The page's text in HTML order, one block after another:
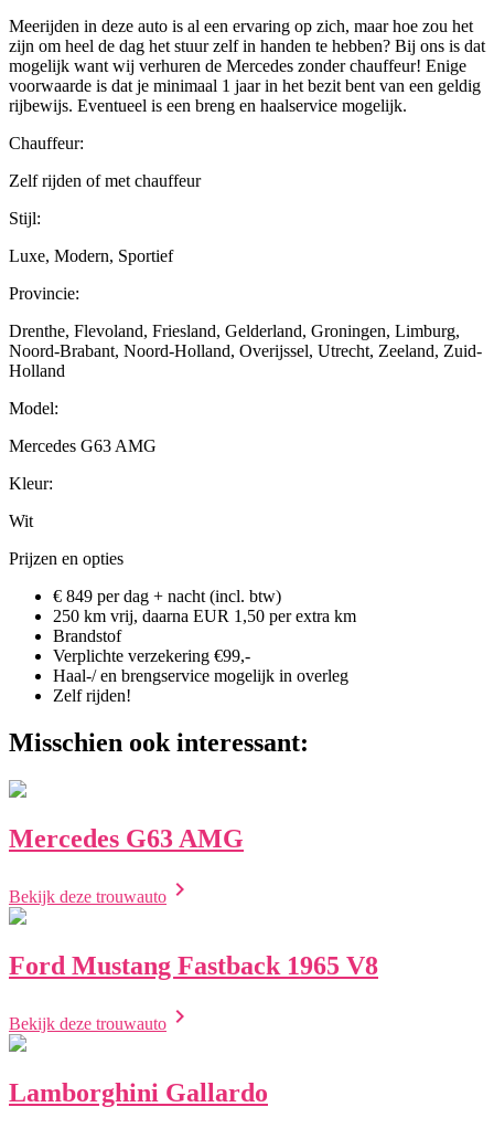
Meerijden in deze auto is al een ervaring op zich, maar hoe zou het
zijn om heel de dag het stuur zelf in handen te hebben? Bij ons is dat
mogelijk want wij verhuren de Mercedes zonder chauffeur! Enige
voorwaarde is dat je minimaal 1 jaar in het bezit bent van een geldig
rijbewijs. Eventueel is een breng en haalservice mogelijk.
Chauffeur:
Zelf rijden of met chauffeur
Stijl:
Luxe, Modern, Sportief
Provincie:
Drenthe, Flevoland, Friesland, Gelderland, Groningen, Limburg,
Noord-Brabant, Noord-Holland, Overijssel, Utrecht, Zeeland, Zuid-
Holland
Model:
Mercedes G63 AMG
Kleur:
Wit
Prijzen en opties
€ 849 per dag + nacht (incl. btw)
250 km vrij, daarna EUR 1,50 per extra km
Brandstof
Verplichte verzekering €99,-
Haal-/ en brengservice mogelijk in overleg
Zelf rijden!
Misschien ook interessant:
Mercedes G63 AMG
Bekijk deze trouwauto chevron_right
Ford Mustang Fastback 1965 V8
Bekijk deze trouwauto chevron_right
Lamborghini Gallardo